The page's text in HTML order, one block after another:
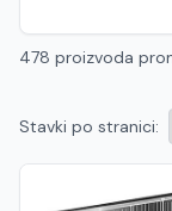
Hrvatski
478 proizvoda
Stavki po stranici: